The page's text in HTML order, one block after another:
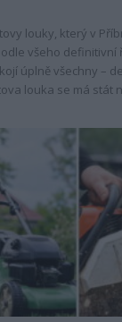
louky, který v
všeho definitivní
úplně všechny –
louka se má stát